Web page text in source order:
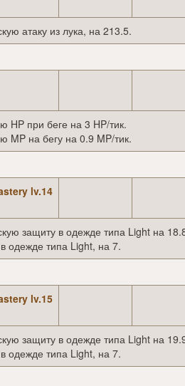
атаку из лука, на 213.5.
HP при беге на 3 HP/тик.
MP на бегу на 0.9 MP/тик.
lv.14
защиту в одежде типа Light на
одежде типа Light, на 7.
lv.15
защиту в одежде типа Light на
одежде типа Light, на 7.